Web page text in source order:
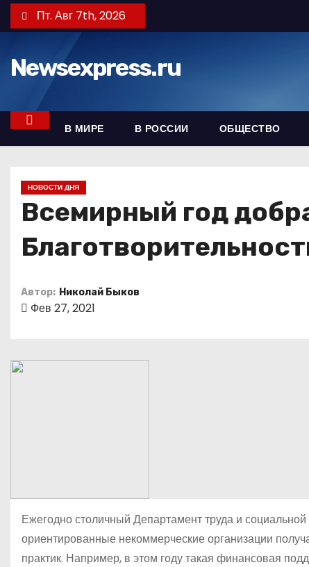
е
к
Пт. Авг 7th, 2026
Newsexpress.ru
В МИРЕ В РОССИИ ОБЩЕСТВО
НОВОСТИ ДНЯ
Всемирный год
Автор: Николай Быков
Фев 27, 2021
Ежегодно столичный Департамент труда и
ориентированные некоммерческие организации
практик. Например, в этом году такая финансовая